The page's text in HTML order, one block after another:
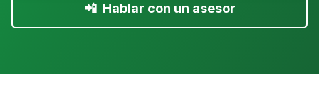
📲 Hablar con un asesor